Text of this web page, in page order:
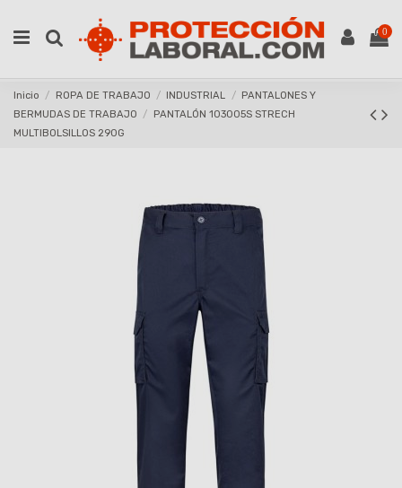
0
Inicio ROPA DE TRABAJO INDUSTRIAL
PANTALONES Y
BERMUDAS DE TRABAJO
PANTALÓN 103005S STRECH
MULTIBOLSILLOS 290G